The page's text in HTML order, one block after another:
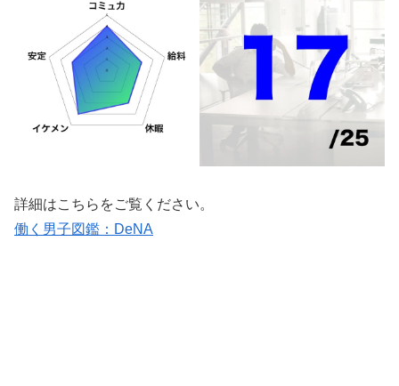
詳細はこちらをご覧ください。
働く男子図鑑：DeNA